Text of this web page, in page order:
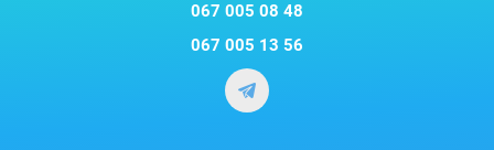
067 005 08 48
067 005 13 56